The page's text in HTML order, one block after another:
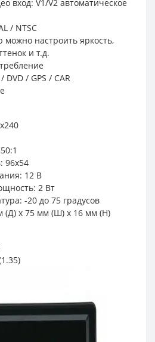
вход: V1/V2 автоматическое
/ NTSC
настроить яркость,
и т.д.
/ GPS / CAR
96х54
12 В
2 Вт
-20 до 75 градусов
(Д) х 75 мм (Ш) х 16 мм (H)